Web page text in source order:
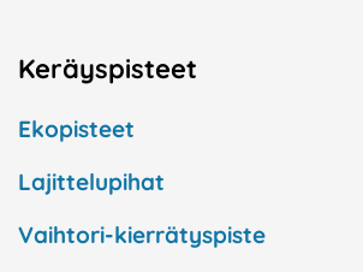
Keräyspisteet
Ekopisteet
Lajittelupihat
Vaihtori-kierrätyspiste